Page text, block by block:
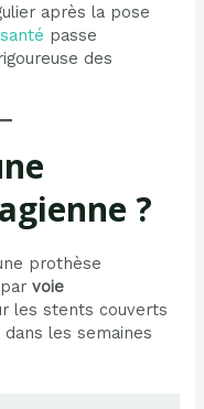
après la pose
passe
des
?
prothèse
parvoie
les stents couverts
les semaines